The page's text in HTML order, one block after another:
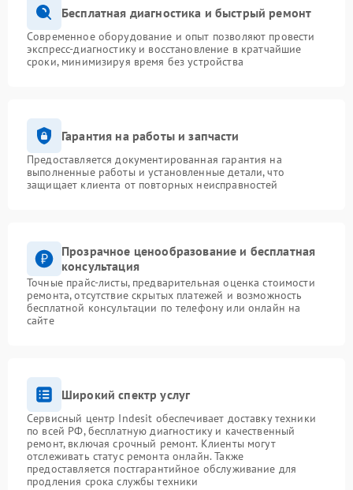
Бесплатная диагностика и быстрый ремонт
Современное оборудование и опыт позволяют провести
экспресс-диагностику и восстановление в кратчайшие
сроки, минимизируя время без устройства
Гарантия на работы и запчасти
Предоставляется документированная гарантия на
выполненные работы и установленные детали, что
защищает клиента от повторных неисправностей
Прозрачное ценообразование и бесплатная
консультация
Точные прайс-листы, предварительная оценка стоимости
ремонта, отсутствие скрытых платежей и возможность
бесплатной консультации по телефону или онлайн на
сайте
Широкий спектр услуг
Сервисный центр Indesit обеспечивает доставку техники
по всей РФ, бесплатную диагностику и качественный
ремонт, включая срочный ремонт. Клиенты могут
отслеживать статус ремонта онлайн. Также
предоставляется постгарантийное обслуживание для
продления срока службы техники